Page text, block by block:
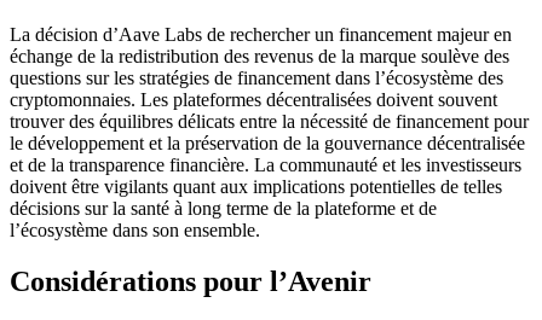
La décision d’Aave Labs de rechercher un financement majeur en
échange de la redistribution des revenus de la marque soulève des
questions sur les stratégies de financement dans l’écosystème des
cryptomonnaies. Les plateformes décentralisées doivent souvent
trouver des équilibres délicats entre la nécessité de financement pour
le développement et la préservation de la gouvernance décentralisée
et de la transparence financière. La communauté et les investisseurs
doivent être vigilants quant aux implications potentielles de telles
décisions sur la santé à long terme de la plateforme et de
l’écosystème dans son ensemble.
Considérations pour l’Avenir